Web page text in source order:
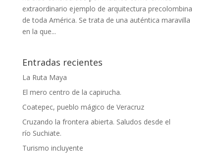
extraordinario ejemplo de arquitectura precolombina
de toda América. Se trata de una auténtica maravilla
en la que...
Entradas recientes
La Ruta Maya
El mero centro de la capirucha.
Coatepec, pueblo mágico de Veracruz
Cruzando la frontera abierta. Saludos desde el
río Suchiate.
Turismo incluyente